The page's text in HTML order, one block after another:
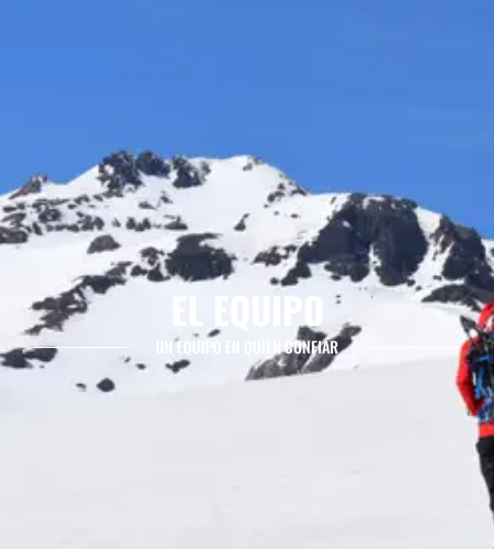
EL EQUIPO
UN EQUIPO EN QUIEN CONFIAR